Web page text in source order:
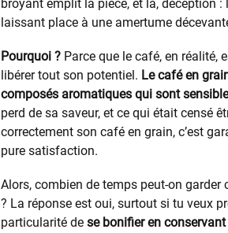
broyant emplit la pièce, et là, déception
laissant place à une amertume
Pourquoi ? Parce que le café, en réalité,
libérer tout son potentiel. Le café en
composés aromatiques qui sont
perd de sa saveur, et ce qui était censé
correctement son café en grain, c’est
pure satisfaction.
Alors, combien de temps peut-on garder
? La réponse est oui, surtout si tu veux
particularité de se bonifier en